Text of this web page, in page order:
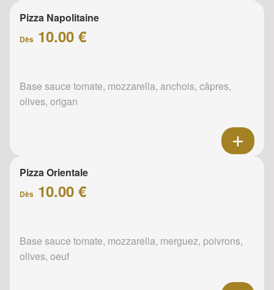
Pizza Napolitaine
Dès 10.00 €
Base sauce tomate, mozzarella, anchois, câpres,
olives, origan
Pizza Orientale
Dès 10.00 €
Base sauce tomate, mozzarella, merguez, poivrons,
olives, oeuf